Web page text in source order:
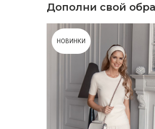
Дополни свой
НОВИНКИ